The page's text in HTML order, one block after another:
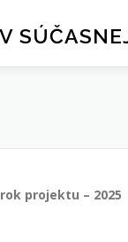
projektu – 2025